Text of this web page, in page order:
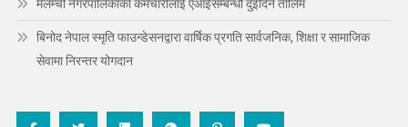
मेलम्ची नगरपालिकाका कर्मचारीलाई एआईसम्बन्धी दुईदिने तालिम
बिनोद नेपाल स्मृति फाउन्डेसनद्वारा वार्षिक प्रगति सार्वजनिक, शिक्षा र सामाजिक
सेवामा निरन्तर योगदान